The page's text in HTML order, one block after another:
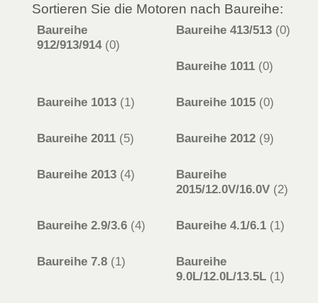
Sortieren Sie die Motoren nach Baureihe:
Baureihe
912/913/914(0)
Baureihe 413/513 (0)
Baureihe 1011 (0)
Baureihe 1013(1) Baureihe 1015 (0)
Baureihe 2011(5) Baureihe 2012 (9)
Baureihe 2013(4)
Baureihe
2015/12.0V/16.0V (2)
Baureihe 2.9/3.6(4) Baureihe 4.1/6.1 (1)
Baureihe 7.8(1)
Baureihe
9.0L/12.0L/13.5L (1)